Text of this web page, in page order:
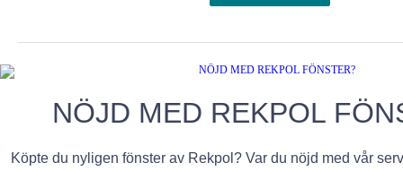
NÖJD MED REKPOL
Köpte du nyligen fönster av Rekpol? Var du nöjd med vår